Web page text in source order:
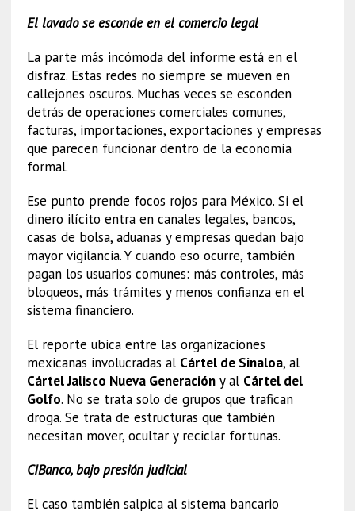
El lavado se esconde en el comercio legal
La parte más incómoda del informe está en el
disfraz. Estas redes no siempre se mueven en
callejones oscuros. Muchas veces se esconden
detrás de operaciones comerciales comunes,
facturas, importaciones, exportaciones y empresas
que parecen funcionar dentro de la economía
formal.
Ese punto prende focos rojos para México. Si el
dinero ilícito entra en canales legales, bancos,
casas de bolsa, aduanas y empresas quedan bajo
mayor vigilancia. Y cuando eso ocurre, también
pagan los usuarios comunes: más controles, más
bloqueos, más trámites y menos confianza en el
sistema financiero.
El reporte ubica entre las organizaciones
mexicanas involucradas al Cártel de Sinaloa, al
Cártel Jalisco Nueva Generacióny al Cártel del
Golfo. No se trata solo de grupos que trafican
droga. Se trata de estructuras que también
necesitan mover, ocultar y reciclar fortunas.
CIBanco, bajo presión judicial
El caso también salpica al sistema bancario